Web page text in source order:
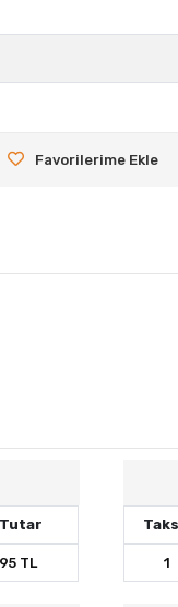
Favorilerime Ekle
TL 1